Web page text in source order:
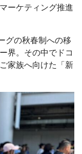
ーケティング推進
グの秋春制への移
界。その中でドコ
家族へ向けた「新